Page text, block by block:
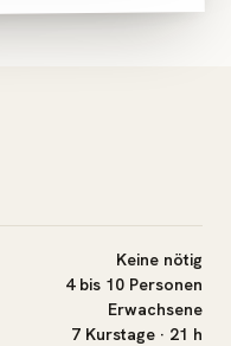
Keine nötig
4 bis 10 Personen
Erwachsene
7 Kurstage · 21 h